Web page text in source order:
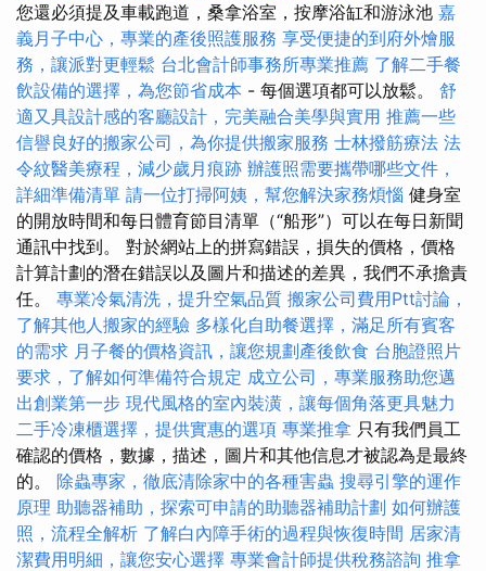
您還必須提及車載跑道，桑拿浴室，按摩浴缸和游泳池 嘉
義月子中心，專業的產後照護服務 享受便捷的到府外燴服
務，讓派對更輕鬆 台北會計師事務所專業推薦 了解二手餐
飲設備的選擇，為您節省成本 - 每個選項都可以放鬆。 舒
適又具設計感的客廳設計，完美融合美學與實用 推薦一些
信譽良好的搬家公司，為你提供搬家服務 士林撥筋療法 法
令紋醫美療程，減少歲月痕跡 辦護照需要攜帶哪些文件，
詳細準備清單 請一位打掃阿姨，幫您解決家務煩惱 健身室
的開放時間和每日體育節目清單（“船形”）可以在每日新聞
通訊中找到。 對於網站上的拼寫錯誤，損失的價格，價格
計算計劃的潛在錯誤以及圖片和描述的差異，我們不承擔責
任。 專業冷氣清洗，提升空氣品質 搬家公司費用Ptt討論，
了解其他人搬家的經驗 多樣化自助餐選擇，滿足所有賓客
的需求 月子餐的價格資訊，讓您規劃產後飲食 台胞證照片
要求，了解如何準備符合規定 成立公司，專業服務助您邁
出創業第一步 現代風格的室內裝潢，讓每個角落更具魅力
二手冷凍櫃選擇，提供實惠的選項 專業推拿 只有我們員工
確認的價格，數據，描述，圖片和其他信息才被認為是最終
的。 除蟲專家，徹底清除家中的各種害蟲 搜尋引擎的運作
原理 助聽器補助，探索可申請的助聽器補助計劃 如何辦護
照，流程全解析 了解白內障手術的過程與恢復時間 居家清
潔費用明細，讓您安心選擇 專業會計師提供稅務諮詢 推拿